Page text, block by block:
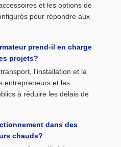
et les options de
pour répondre aux
prend-il en charge
projets?
l'installation et la
entrepreneurs et les
à réduire les délais de
dans des
chauds?